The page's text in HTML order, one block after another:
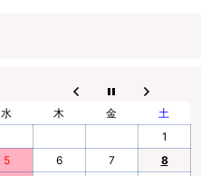
水 木 金
土
1
5 6 7
8